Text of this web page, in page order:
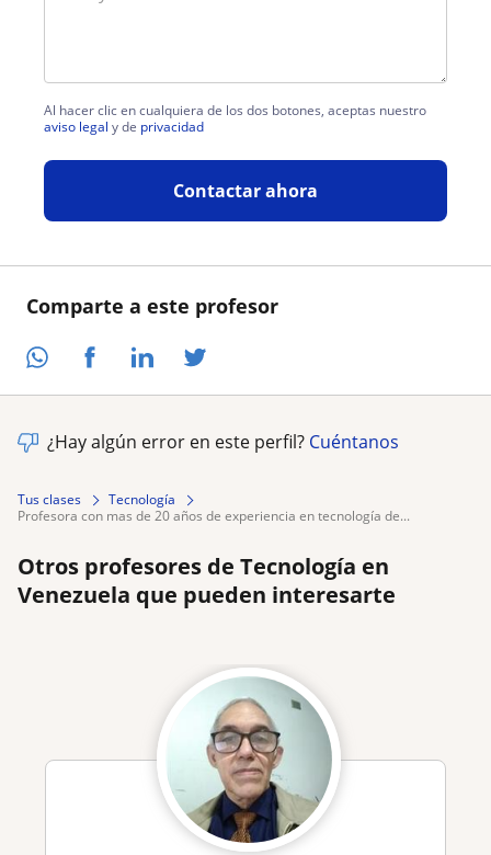
Comparte a este profesor
Al hacer clic en cualquiera de los dos botones, aceptas nuestro
aviso legal y de privacidad
Contactar ahora
¿Hay algún error en este perfil? Cuéntanos
Tus clases
Tecnología
profesora con mas de 20 años de experiencia en tecnología de...
Otros profesores de Tecnología en
Venezuela que pueden interesarte